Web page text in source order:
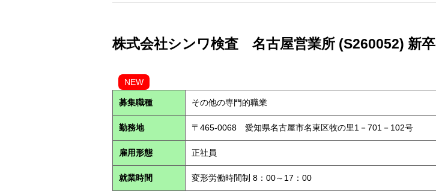
株式会社シンワ検査 名古屋営業所 (S260052) 新卒
NEW
募集職種 その他の専門的職業
勤務地 〒465-0068 愛知県名古屋市名東区牧の里1－701－102号
雇用形態 正社員
就業時間 変形労働時間制 8：00～17：00